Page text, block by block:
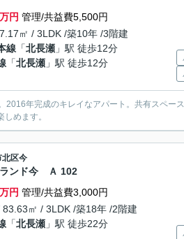
万円 管理/共益費5,500円
㎡ / 3LDK /築10年 /3階建
線 「北長瀬 」駅 徒歩12分
「北長瀬 」駅 徒歩12分
2016年完成のキレイなアパート。共有スペー
めます。
北区今
ランド今 Ａ 102
万円 管理/共益費3,000円
83.63㎡ / 3LDK /築18年 /2階建
「北長瀬 」駅 徒歩22分